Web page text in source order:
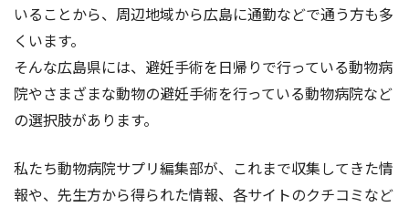
いることから、周辺地域から広島に通勤などで通う方も多
くいます。
そんな広島県には、避妊手術を日帰りで行っている動物病
院やさまざまな動物の避妊手術を行っている動物病院など
の選択肢があります。
私たち動物病院サプリ編集部が、これまで収集してきた情
報や、先生方から得られた情報、各サイトのクチコミなど